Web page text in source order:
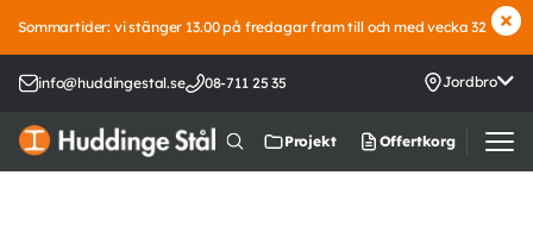
Sommartider: vi stänger 13.00 på fredagar fram till och med vecka 32
info@huddingestal.se 08-711 25 35 Jordbro
Projekt Offertkorg